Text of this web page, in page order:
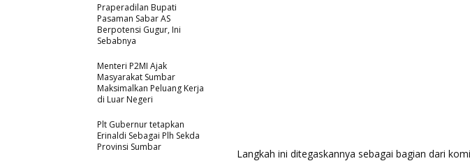
Langkah ini ditegaskannya sebagai bagian dari
Praperadilan Bupati
Pasaman Sabar AS
Berpotensi Gugur, Ini
Sebabnya
Menteri P2MI Ajak
Masyarakat Sumbar
Maksimalkan Peluang Kerja
di Luar Negeri
Plt Gubernur tetapkan
Erinaldi Sebagai Plh Sekda
Provinsi Sumbar